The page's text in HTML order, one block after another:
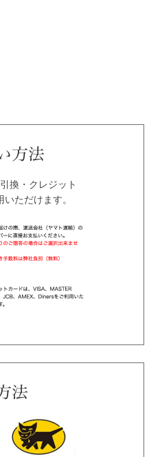
換・クレジット
ただけます。